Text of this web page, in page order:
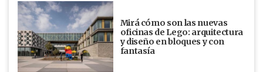
Mirá cómo son las nuevas
oficinas de Lego: arquitectura
y diseño en bloques y con
fantasía